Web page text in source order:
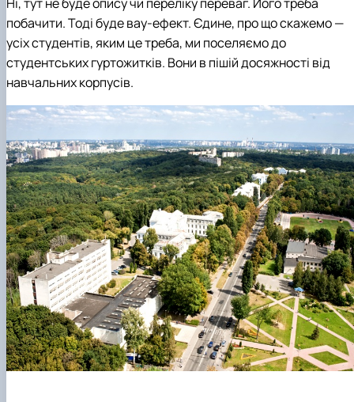
побачити. Тоді буде вау-ефект. Єдине, про що скажемо —
усіх студентів, яким це треба, ми поселяємо до
студентських гуртожитків. Вони в пішій досяжності від
навчальних корпусів.